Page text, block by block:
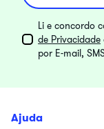
Li e concordo
de Privacidade
por E-mail,
Ajuda